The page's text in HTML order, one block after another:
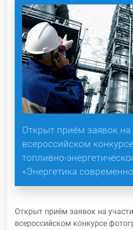
Открыт приём заявок на
всероссийском
топливно-
«Энергетика
Открыт приём заявок на
всероссийском конкурсе